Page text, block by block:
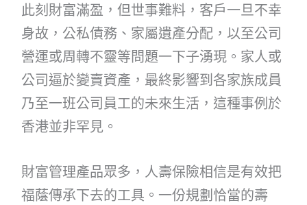
此刻財富滿盈，但世事難料，客戶一旦不幸
身故，公私債務、家屬遺產分配，以至公司
營運或周轉不靈等問題一下子湧現。家人或
公司逼於變賣資產，最終影響到各家族成員
乃至一班公司員工的未來生活，這種事例於
香港並非罕見。
財富管理產品眾多，人壽保險相信是有效把
福蔭傳承下去的工具。一份規劃恰當的壽